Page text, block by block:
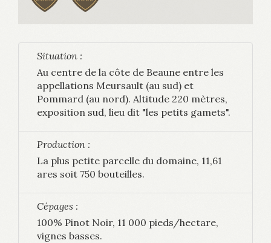
Situation :
Au centre de la côte de Beaune entre les
appellations Meursault (au sud) et
Pommard (au nord). Altitude 220 mètres,
exposition sud, lieu dit "les petits gamets".
Production :
La plus petite parcelle du domaine, 11,61
ares soit 750 bouteilles.
Cépages :
100% Pinot Noir, 11 000 pieds/hectare,
vignes basses.